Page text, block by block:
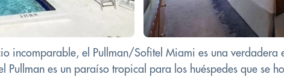
incomparable, el Pullman/Sofitel Miami es una
es un paraíso tropical para los huéspedes que se